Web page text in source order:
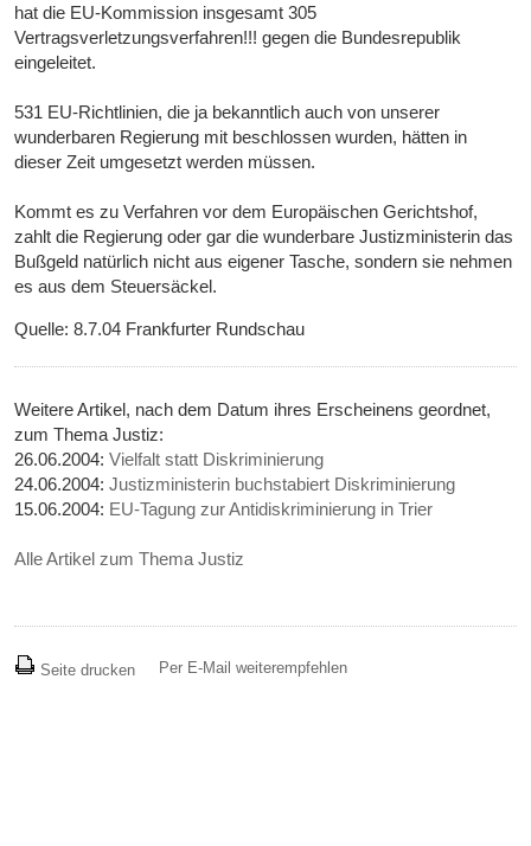
hat die EU-Kommission insgesamt 305
Vertragsverletzungsverfahren!!! gegen die Bundesrepublik
eingeleitet.
531 EU-Richtlinien, die ja bekanntlich auch von unserer
wunderbaren Regierung mit beschlossen wurden, hätten in
dieser Zeit umgesetzt werden müssen.
Kommt es zu Verfahren vor dem Europäischen Gerichtshof,
zahlt die Regierung oder gar die wunderbare Justizministerin das
Bußgeld natürlich nicht aus eigener Tasche, sondern sie nehmen
es aus dem Steuersäckel.
Quelle: 8.7.04 Frankfurter Rundschau
Weitere Artikel, nach dem Datum ihres Erscheinens geordnet,
zum Thema Justiz:
26.06.2004:Vielfalt statt Diskriminierung
24.06.2004:Justizministerin buchstabiert Diskriminierung
15.06.2004: EU-Tagung zur Antidiskriminierung in Trier
Alle Artikel zum Thema Justiz
Seite drucken Per E-Mail weiterempfehlen